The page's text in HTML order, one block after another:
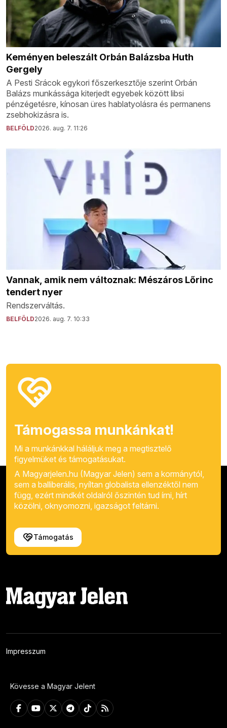
Keményen beleszált Orbán Balázsba Huth
Gergely
A Pesti Srácok egykori főszerkesztője szerint Orbán
Balázs munkássága kiterjedt egyebek között libsi
pénzégetésre, kínosan üres hablatyolásra és permanens
zsebhokizásra is.
BELFÖLD2026. aug. 7. 11:26
Vannak, amik nem változnak: Mészáros Lőrinc
tendert nyer
Rendszerváltás.
BELFÖLD2026. aug. 7. 10:33
Támogassa munkánkat!
Mi a munkánkkal háláljuk meg a megtisztelő
figyelmüket és támogatásukat.
A Magyarjelen.hu (Magyar Jelen) sem a kormánytól,
sem a balliberális, nyíltan globalista ellenzéktől nem
függ, ezért mindkét oldalról őszintén tud írni, hírt
közölni, oknyomozni, igazságot feltárni.
Támogatás
Impresszum
Kövesse a Magyar Jelent